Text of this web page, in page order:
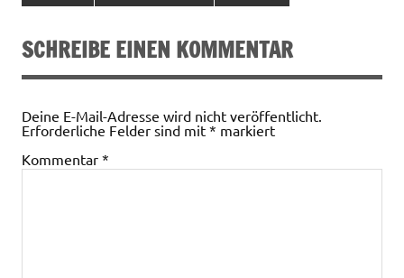
SCHREIBE EINEN KOMMENTAR
Deine E-Mail-Adresse wird nicht veröffentlicht.
Erforderliche Felder sind mit * markiert
Kommentar *